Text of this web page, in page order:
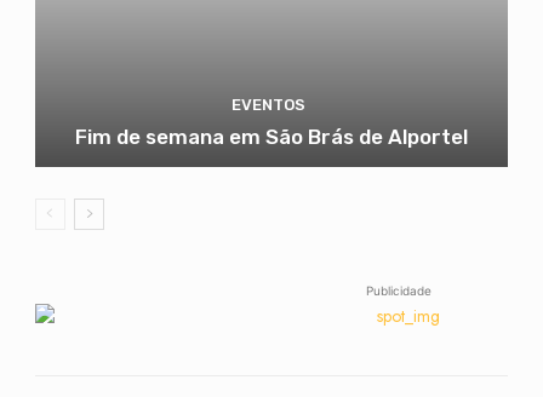
EVENTOS
Fim de semana em São Brás de Alportel
Publicidade